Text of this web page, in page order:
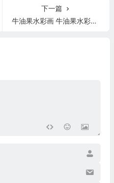
下一篇
牛油果水彩画 牛油果水彩画怎么画